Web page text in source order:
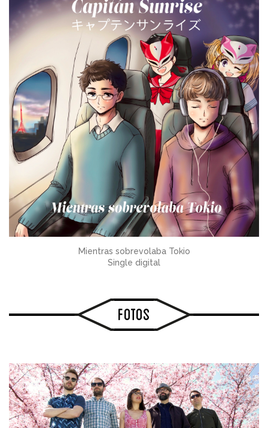
Mientras sobrevolaba Tokio
Single digital
Fotos